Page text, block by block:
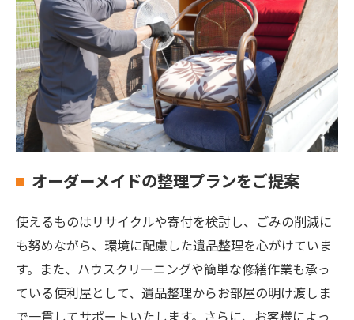
オーダーメイドの整理プランをご提案
使えるものはリサイクルや寄付を検討し、ごみの削減に
も努めながら、環境に配慮した遺品整理を心がけていま
す。また、ハウスクリーニングや簡単な修繕作業も承っ
ている便利屋として、遺品整理からお部屋の明け渡しま
で一貫してサポートいたします。さらに、お客様によっ